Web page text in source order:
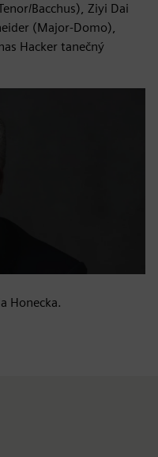
Bacchus), Ziyi Dai
(Major-Domo),
Hacker tanečný
Honecka.